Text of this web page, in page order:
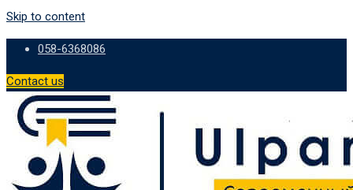
Skip to content
058-6368086
Contact us